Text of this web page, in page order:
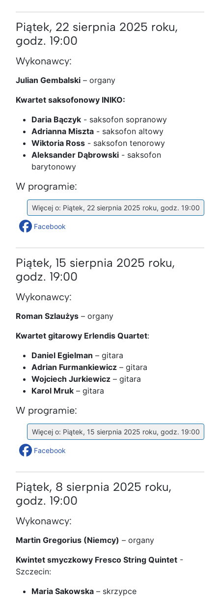
Piątek, 22 sierpnia 2025 roku,
godz. 19:00
Wykonawcy:
Julian Gembalski – organy
Kwartet saksofonowy INIKO:
Daria Bączyk - saksofon sopranowy
Adrianna Miszta - saksofon altowy
Wiktoria Ross - saksofon tenorowy
Aleksander Dąbrowski - saksofon
barytonowy
W programie:
Więcej o: Piątek, 22 sierpnia 2025 roku, godz. 19:00
Facebook
Piątek, 15 sierpnia 2025 roku,
godz. 19:00
Wykonawcy:
Roman Szlaużys – organy
Kwartet gitarowy Erlendis Quartet:
Daniel Egielman – gitara
Adrian Furmankiewicz – gitara
Wojciech Jurkiewicz – gitara
Karol Mruk – gitara
W programie:
Więcej o: Piątek, 15 sierpnia 2025 roku, godz. 19:00
Facebook
Piątek, 8 sierpnia 2025 roku,
godz. 19:00
Wykonawcy:
Martin Gregorius (Niemcy) – organy
Kwintet smyczkowy Fresco String Quintet -
Szczecin:
Maria Sakowska – skrzypce